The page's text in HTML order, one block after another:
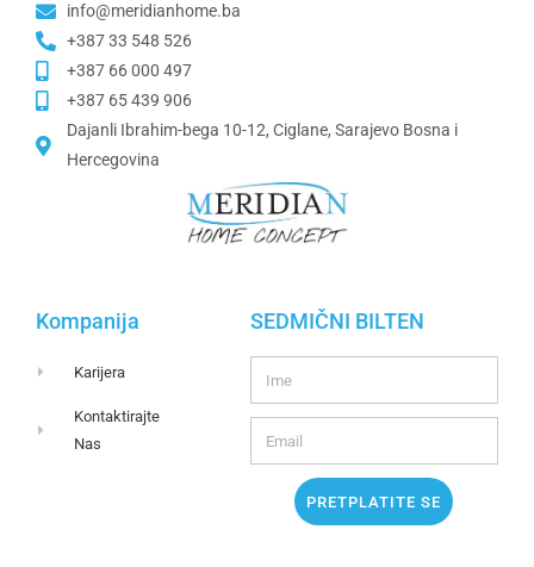
info@meridianhome.ba
+387 33 548 526
+387 66 000 497
+387 65 439 906
Dajanli Ibrahim-bega 10-12, Ciglane, Sarajevo Bosna i
Hercegovina​
Kompanija
Karijera
Kontaktirajte
Nas
SEDMIČNI BILTEN
PRETPLATITE SE